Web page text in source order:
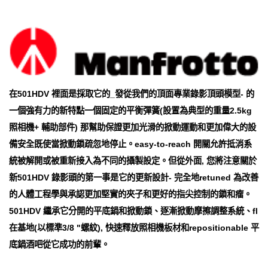
在501HDV 裡面是採取它的_發從我們的頂面專業錄影頂頭模型- 的
一個強有力的新特點一個固定的平衡彈簧(設置為典型的重量2.5kg
照相機+ 輔助部件) 那幫助保證更加光滑的掀動運動和更加偉大的設
備安全既使當掀動鎖疏忽地停止。easy-to-reach 開關允許抵消系
統被解開或被重新接入為不同的攝製設定。但從外面, 您將注意關於
新501HDV 錄影頭的第一事是它的更新設計- 完全地retuned 為改善
的人體工程學與承認更加堅實的夾子和更好的指尖控制的鎖和瘤。
501HDV 繼承它分開的平底鍋和掀動鎖、逐漸掀動摩擦調整系統、fl
在基地(以標準3/8 "螺紋), 快速釋放照相機板材和repositionable 平
底鍋酒吧從它成功的前輩。